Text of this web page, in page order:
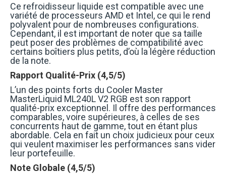
Ce refroidisseur liquide est compatible avec une
variété de processeurs AMD et Intel, ce qui le rend
polyvalent pour de nombreuses configurations.
Cependant, il est important de noter que sa taille
peut poser des problèmes de compatibilité avec
certains boîtiers plus petits, d’où la légère réduction
de la note.
Rapport Qualité-Prix (4,5/5)
L’un des points forts du Cooler Master
MasterLiquid ML240L V2 RGB est son rapport
qualité-prix exceptionnel. Il offre des performances
comparables, voire supérieures, à celles de ses
concurrents haut de gamme, tout en étant plus
abordable. Cela en fait un choix judicieux pour ceux
qui veulent maximiser les performances sans vider
leur portefeuille.
Note Globale (4,5/5)